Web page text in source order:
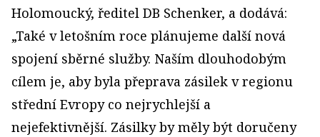
Holomoucký, ředitel DB Schenker, a dodává:
„Také v letošním roce plánujeme další nová
spojení sběrné služby. Naším dlouhodobým
cílem je, aby byla přeprava zásilek v regionu
střední Evropy co nejrychlejší a
nejefektivnější. Zásilky by měly být doručeny